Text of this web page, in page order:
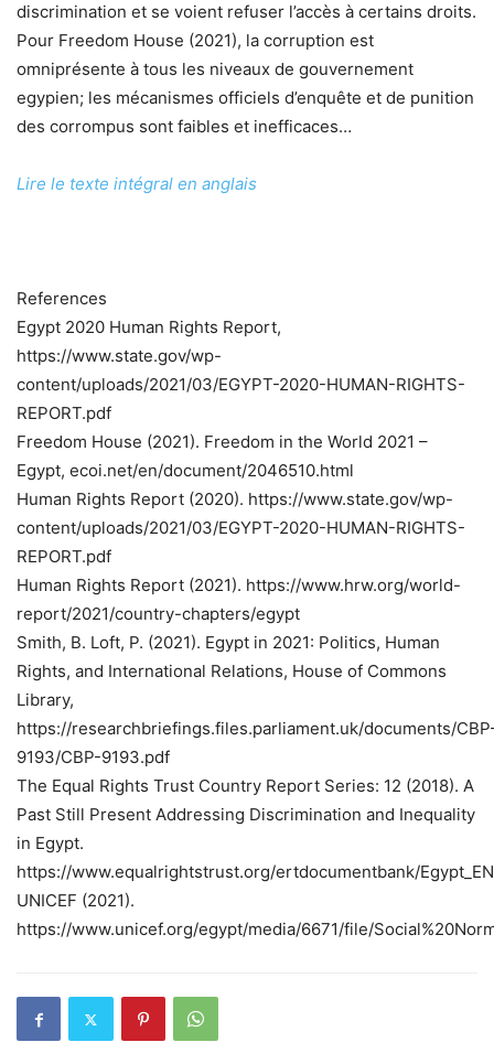
discrimination et se voient refuser l’accès à certains droits.
Pour Freedom House (2021), la corruption est
omniprésente à tous les niveaux de gouvernement
egypien; les mécanismes officiels d’enquête et de punition
des corrompus sont faibles et inefficaces…
Lire le texte intégral en anglais
References
Egypt 2020 Human Rights Report,
https://www.state.gov/wp-
content/uploads/2021/03/EGYPT-2020-HUMAN-RIGHTS-
REPORT.pdf
Freedom House (2021). Freedom in the World 2021 –
Egypt, ecoi.net/en/document/2046510.html
Human Rights Report (2020). https://www.state.gov/wp-
content/uploads/2021/03/EGYPT-2020-HUMAN-RIGHTS-
REPORT.pdf
Human Rights Report (2021). https://www.hrw.org/world-
report/2021/country-chapters/egypt
Smith, B. Loft, P. (2021). Egypt in 2021: Politics, Human
Rights, and International Relations, House of Commons
Library,
https://researchbriefings.files.parliament.uk/documents/
9193/CBP-9193.pdf
The Equal Rights Trust Country Report Series: 12 (2018). A
Past Still Present Addressing Discrimination and Inequality
in Egypt.
https://www.equalrightstrust.org/ertdocumentbank/
UNICEF (2021).
https://www.unicef.org/egypt/media/6671/file/